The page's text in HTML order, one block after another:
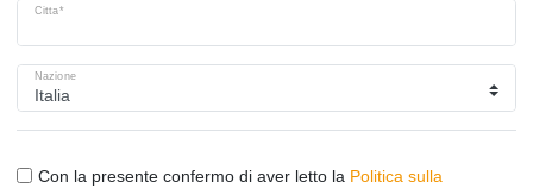
Citta*
Nazione
Con la presente confermo di aver letto la Politica sulla